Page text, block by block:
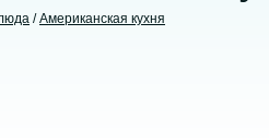
/Американская кухня